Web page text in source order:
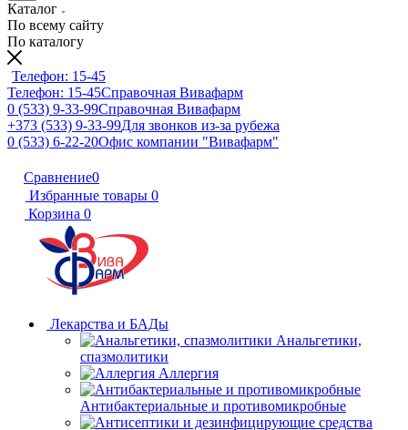
Каталог
По всему сайту
По каталогу
Телефон: 15-45
Телефон: 15-45Справочная Вивафарм
0 (533) 9-33-99Справочная Вивафарм
+373 (533) 9-33-99Для звонков из-за рубежа
0 (533) 6-22-20Офис компании "Вивафарм"
Сравнение0
Избранные товары 0
Корзина 0
Лекарства и БАДы
Анальгетики,
спазмолитики
Аллергия
Антибактериальные и противомикробные